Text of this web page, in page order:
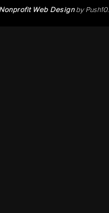
Nonprofit Web Designby Push10.